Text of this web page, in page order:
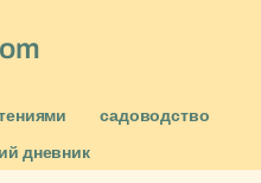
садоводство
дневник